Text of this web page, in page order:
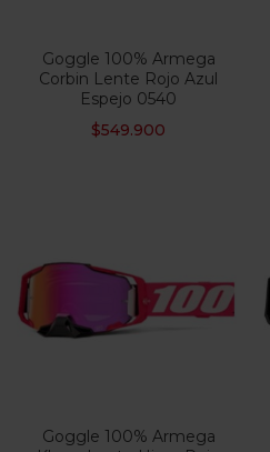
Goggle 100% Armega
Corbin Lente Rojo Azul
Espejo 0540
$549.900
Goggle 100% Armega